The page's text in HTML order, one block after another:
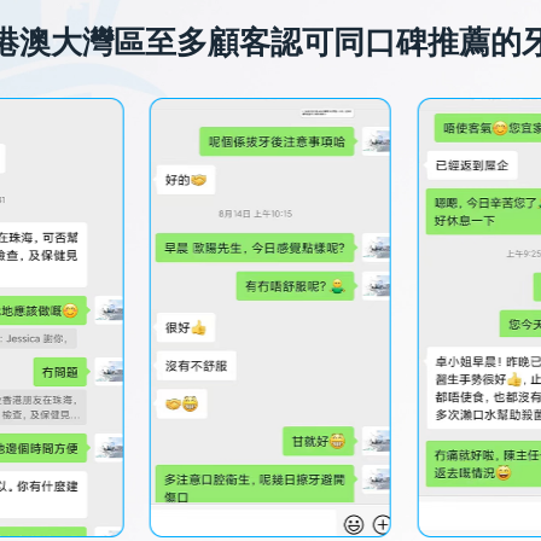
澳大灣區至多顧客認可同口碑推薦的